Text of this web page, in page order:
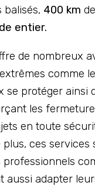
balisés, 400 km
entier.
de nombreux
comme
se protéger
les
en toute
ces
aussi adapter